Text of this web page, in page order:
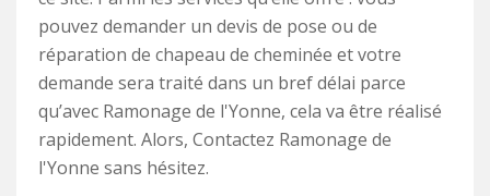
pouvez demander un devis de pose ou de
réparation de chapeau de cheminée et votre
demande sera traité dans un bref délai parce
qu’avec Ramonage de l'Yonne, cela va être réalisé
rapidement. Alors, Contactez Ramonage de
l'Yonne sans hésitez.